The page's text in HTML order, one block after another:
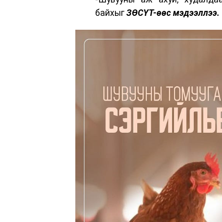
байхыг ЗӨСҮТ-өөс